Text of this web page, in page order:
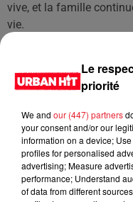
vive, et la famille
vie.
LES
d'un
Le
priorité
We and our (447) partners
your consent and/or our
information on a device;
profiles for personalised
advertising; Measure
performance; Understand
of data from different